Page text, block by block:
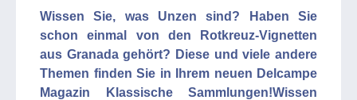
Wissen Sie, was Unzen sind? Haben Sie
schon einmal von den Rotkreuz-Vignetten
aus Granada gehört? Diese und viele andere
Themen finden Sie in Ihrem neuen Delcampe
Magazin Klassische Sammlungen!Wissen